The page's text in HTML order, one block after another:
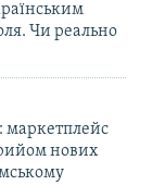
Чи реально
маркетплейс
нових